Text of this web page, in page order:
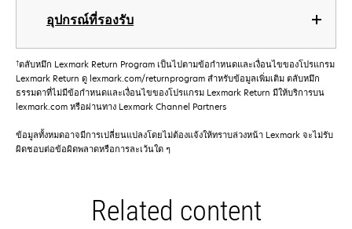
อุปกรณ์ที่รองรับ
†ตลับหมึก Lexmark Return Program เป็นไปตามข้อกําหนดและเงื่อนไขของโปรแกรม
Lexmark Return ดู lexmark.com/returnprogram สําหรับข้อมูลเพิ่มเติม ตลับหมึก
ธรรมดาที่ไม่มีข้อกําหนดและเงื่อนไขของโปรแกรม Lexmark Return มีให้บริการบน
lexmark.com หรือผ่านทาง Lexmark Channel Partners
ข้อมูลทั้งหมดอาจมีการเปลี่ยนแปลงโดยไม่ต้องแจ้งให้ทราบล่วงหน้า Lexmark จะไม่รับ
ผิดชอบต่อข้อผิดพลาดหรือการละเว้นใด ๆ
Related content